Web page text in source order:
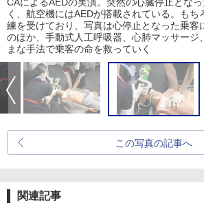
く、航空機にはAEDが搭載されている。もち
練を受けており、写真は心停止となった乗客
のほか、手動式人工呼吸器、心肺マッサージ
まな手法で乗客の命を救っていく
この写真の記事へ
関連記事